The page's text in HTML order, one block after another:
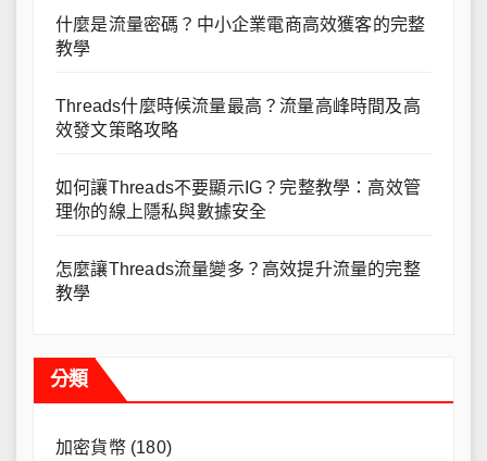
什麼是流量密碼？中小企業電商高效獲客的完整
教學
Threads什麼時候流量最高？流量高峰時間及高
效發文策略攻略
如何讓Threads不要顯示IG？完整教學：高效管
理你的線上隱私與數據安全
怎麼讓Threads流量變多？高效提升流量的完整
教學
分類
加密貨幣(180)